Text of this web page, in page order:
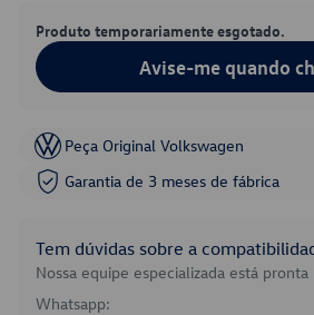
Produto temporariamente esgotado.
Avise-me quando
Peça Original Volkswagen
Garantia de 3 meses de fábrica
Tem dúvidas sobre a
Nossa equipe especializada está pronta
Whatsapp: